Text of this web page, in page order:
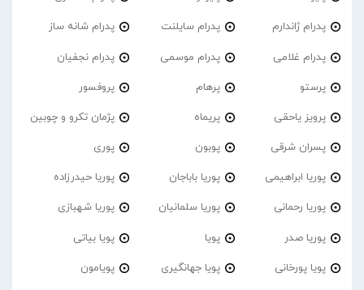
پدرام ژاندارم پدرام‌ سایلنت پدرام شانه ساز
پدرام غلامی پدرام موسمی پدرام نجفیان
پرستو پرهام پروفسور
پرویز یاحقی پریماه پژمان تکرو و چوبین
پسران شرقی پوبون پوری
پوریا ابراهیمی پوریا باباجان پوریا حیدرزاده
پوریا رحمانی پوریا سلمانیان پوریا شهبازی
پوریا صدر پویا پویا بیاتی
پویا پورخانی پویا جهانگیری پویامون